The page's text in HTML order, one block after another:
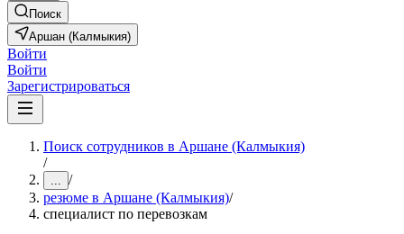
Поиск
Аршан (Калмыкия)
Войти
Войти
Зарегистрироваться
Поиск сотрудников в Аршане (Калмыкия)
/
... /
резюме в Аршане (Калмыкия)/
специалист по перевозкам